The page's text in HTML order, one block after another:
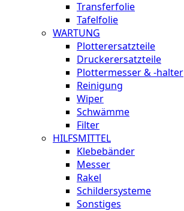
Transferfolie
Tafelfolie
WARTUNG
Plotterersatzteile
Druckerersatzteile
Plottermesser & -halter
Reinigung
Wiper
Schwämme
Filter
HILFSMITTEL
Klebebänder
Messer
Rakel
Schildersysteme
Sonstiges